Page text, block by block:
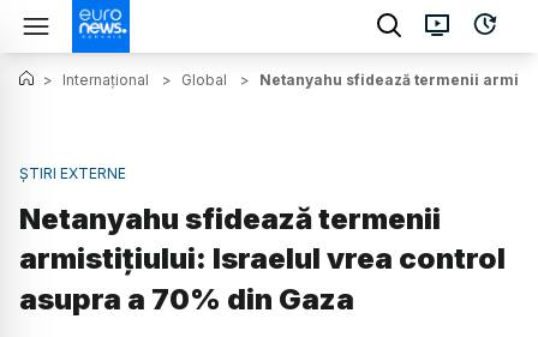
> Internațional > Global > Netanyahu sfidează termenii
ȘTIRI EXTERNE
Netanyahu sfidează termenii
armistițiului: Israelul vrea control
asupra a 70% din Gaza